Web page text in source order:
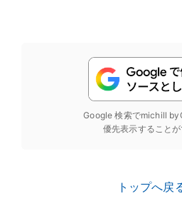
Google 検索でmichill
優先表示すること
トップへ戻